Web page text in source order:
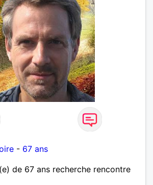
- 67 ans
de 67 ans recherche rencontre